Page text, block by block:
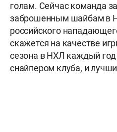
голам. Сейчас команда
заброшенным шайбам в
российского
скажется на качестве
сезона в НХЛ каждый
снайпером клуба, и